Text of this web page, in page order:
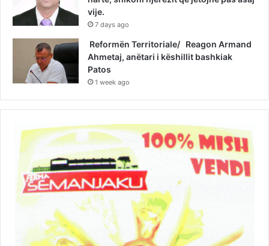
vije.
7 days ago
Reformën Territoriale/ Reagon Armand
Ahmetaj, anëtari i këshillit bashkiak
Patos
1 week ago